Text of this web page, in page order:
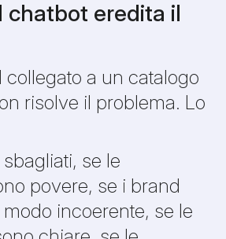
chatbot eredita il
collegato a un catalogo
risolve il problema. Lo
se le
povere, se i brand
incoerente, se le